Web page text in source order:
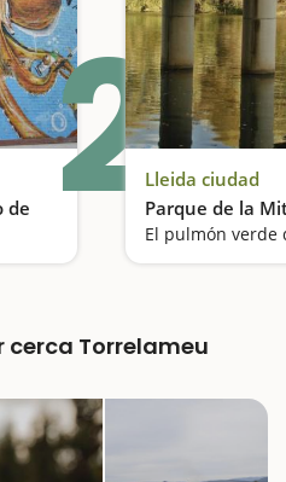
de
Una galería de arte al aire libre
2Lleida ciudad
Parque de la
El pulmón verde
cerca Torrelameu